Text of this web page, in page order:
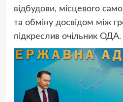
відбудови, місцевого
та обміну досвідом між
підкреслив очільник ОДА.